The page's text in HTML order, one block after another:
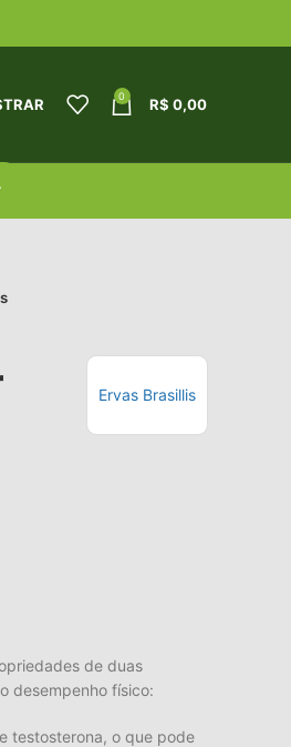
0 R$ 0,00
Ervas Brasillis
de duas
desempenho físico:
testosterona, o que pode